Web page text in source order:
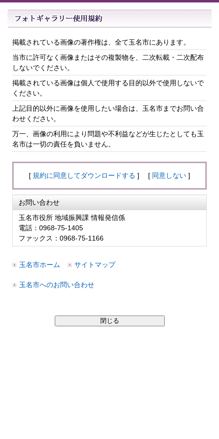
掲載されている画像の著作権は、全て玉名市にあります。
当市に許可なく画像またはその複製物を、二次転載・二次配布
しないでください。
掲載されている画像は個人で使用する目的以外で使用しないで
ください。
上記目的以外に画像を使用したい場合は、玉名市までお問い合
わせください。
万一、画像の利用により問題や不利益などが生じたとしても玉
名市は一切の責任を負いません。
[ 規約に同意してダウンロードする ] [ 同意しない ]
お問い合わせ
玉名市役所 地域振興課 情報発信係
電話：0968-75-1405
ファックス：0968-75-1166
玉名市ホーム サイトマップ
玉名市へのお問い合わせ